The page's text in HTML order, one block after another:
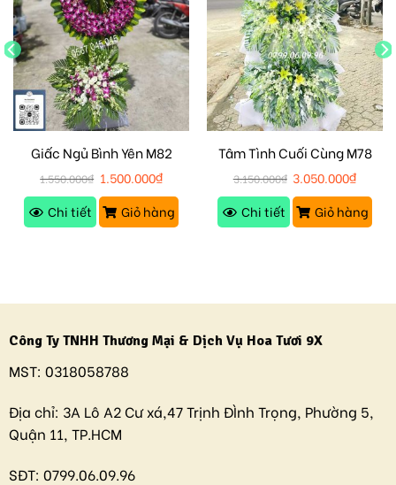
Giấc Ngủ Bình Yên M82
1.550.000₫ 1.500.000₫
Chi tiết
Giỏ hàng
Tâm Tình Cuối Cùng M78
3.150.000₫ 3.050.000₫
Chi tiết
Giỏ hàng
Công Ty TNHH Thương Mại & Dịch Vụ Hoa Tươi 9X
MST: 0318058788
Địa chỉ: 3A Lô A2 Cư xá,47 Trịnh ĐÌnh Trọng, Phường 5,
Quận 11, TP.HCM
SĐT: 0799.06.09.96